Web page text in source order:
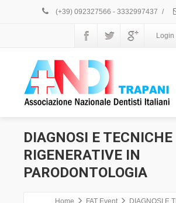
(+39) 092327566 - 3332997437 /
Login
DIAGNOSI E TECNICHE
RIGENERATIVE IN
PARODONTOLOGIA
Home FAT Event
DIAGNOSI E
-
Ordine
Dei
Medici
E
Trapani,
69
Via
Passeneto
Trapani,